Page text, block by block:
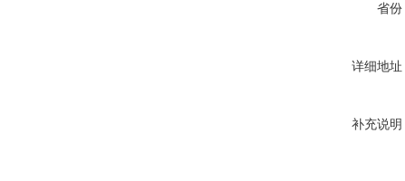
省份
详细地址
补充说明